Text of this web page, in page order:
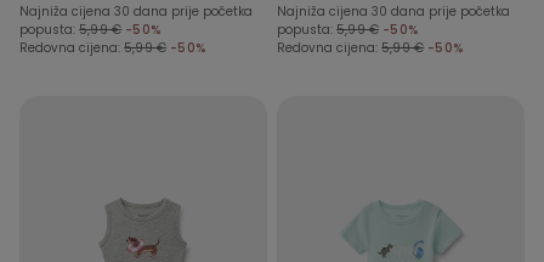
Najniža cijena 30 dana prije početka
popusta: 5,99 € -50%
Redovna cijena: 5,99 € -50%
Najniža cijena 30 dana prije početka
popusta: 5,99 € -50%
Redovna cijena: 5,99 € -50%